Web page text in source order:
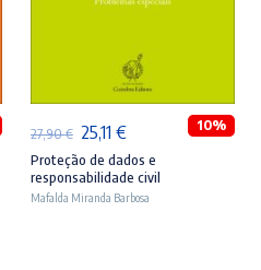
ADICIONAR
27,90€ O
preço
original
25,11 €O
preço
atual
10%
Proteção de dados e
responsabilidade civil
Mafalda Miranda Barbosa